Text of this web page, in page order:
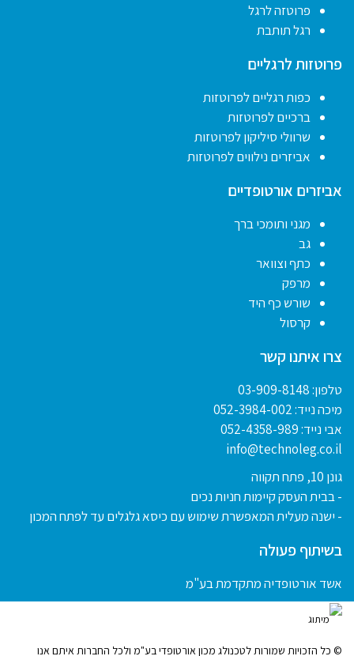
פרוטזה לרגל
רגל תותבת
פרוטזות לרגליים
כפות רגליים לפרוטזות
ברכיים לפרוטזות
שרוולי סיליקון לפרוטזות
אביזרים נילווים לפרוטזות
אביזרים אורטופדיים
מגני ותומכי ברך
גב
כתף וצוואר
מרפק
שורש כף היד
קרסול
צרו איתנו קשר
טלפון:03-909-8148
מיכה נייד:052-3984-002
אבי נייד:052-4358-989
info@technoleg.co.il
גונן 10, פתח תקווה
- בבית העסק קיימות חניות נכים
- ישנה מעלית המאפשרת שימוש עם כיסא גלגלים עד לפתח המכון
בשיתוף פעולה
אשד אורטופדיה מתקדמת בע"מ
© כל הזכויות שמורות לטכנולג מכון אורטופדי בע"מ ולכל החברות איתם אנו